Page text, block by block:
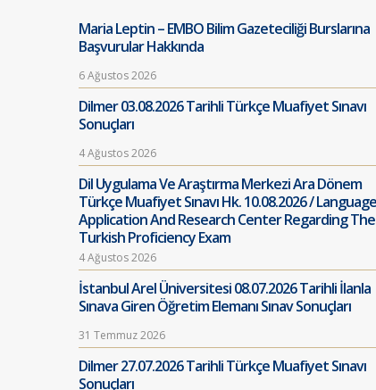
Maria Leptin – EMBO Bilim Gazeteciliği Burslarına
Başvurular Hakkında
6 Ağustos 2026
Dilmer 03.08.2026 Tarihli Türkçe Muafiyet Sınavı
Sonuçları
4 Ağustos 2026
Dil Uygulama Ve Araştırma Merkezi Ara Dönem
Türkçe Muafiyet Sınavı Hk. 10.08.2026 / Language
Application And Research Center Regarding The
Turkish Proficiency Exam
4 Ağustos 2026
İstanbul Arel Üniversitesi 08.07.2026 Tarihli İlanla
Sınava Giren Öğretim Elemanı Sınav Sonuçları
31 Temmuz 2026
Dilmer 27.07.2026 Tarihli Türkçe Muafiyet Sınavı
Sonuçları